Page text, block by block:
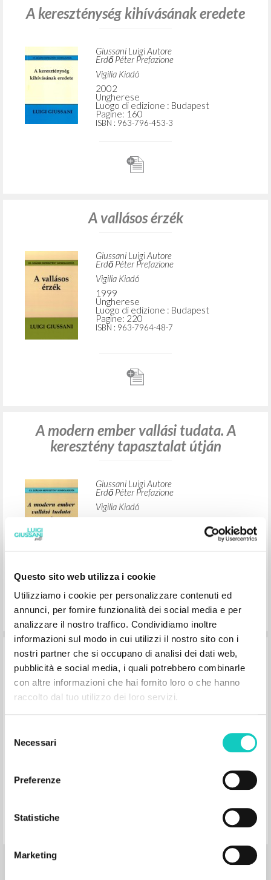
Questo sito web utilizza i cookie
Utilizziamo i cookie per personalizzare contenuti ed
annunci, per fornire funzionalità dei social media e per
analizzare il nostro traffico. Condividiamo inoltre
informazioni sul modo in cui utilizzi il nostro sito con i
nostri partner che si occupano di analisi dei dati web,
pubblicità e social media, i quali potrebbero combinarle
con altre informazioni che hai fornito loro o che hanno
raccolto dal tuo utilizzo dei loro servizi.
delNecessari
Preferenze
Statistiche
Marketing
A kereszténység kihívásának eredete
Giussani Luigi Autore
Erdő Péter Prefazione
Vigilia Kiadó
2002
Ungherese
Luogo di edizione : Budapest
Pagine: 160
ISBN : 963-796-453-3
A vallásos érzék
Giussani Luigi Autore
Erdő Péter Prefazione
Vigilia Kiadó
1999
Ungherese
Luogo di edizione : Budapest
Pagine: 220
ISBN : 963-7964-48-7
A modern ember vallási tudata. A
keresztény tapasztalat útján
Giussani Luigi Autore
Erdő Péter Prefazione
Vigilia Kiadó
Luogo di edizione : Budapest
A nevelés kockázata
Giussani Luigi Autore
Erdő Péter Prefazione